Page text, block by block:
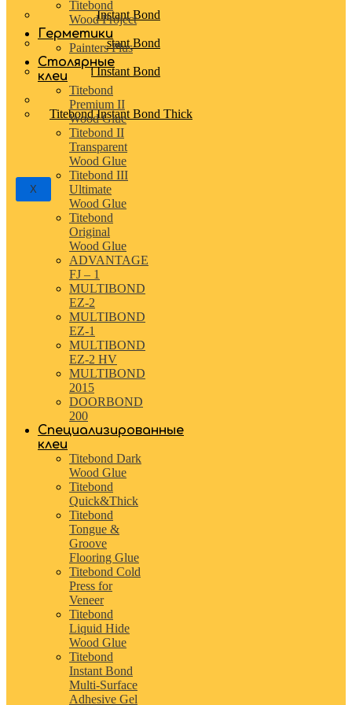
Titebond Instant Bond
Activator
Titebond Instant Bond
Accelerator
Titebond Instant Bond
Medium
Titebond Instant Bond Thin
Titebond Instant Bond Thick
X
Titebond
Wood Project
Герметики
Painters Plus
Столярные
клеи
Titebond
Premium II
Wood Glue
Titebond II
Transparent
Wood Glue
Titebond III
Ultimate
Wood Glue
Titebond
Original
Wood Glue
ADVANTAGE
FJ – 1
MULTIBOND
EZ-2
MULTIBOND
EZ-1
MULTIBOND
EZ-2 HV
MULTIBOND
2015
DOORBOND
200
Специализированные
клеи
Titebond Dark
Wood Glue
Titebond
Quick&Thick
Titebond
Tongue &
Groove
Flooring Glue
Titebond Cold
Press for
Veneer
Titebond
Liquid Hide
Wood Glue
Titebond
Instant Bond
Multi-Surface
Adhesive Gel